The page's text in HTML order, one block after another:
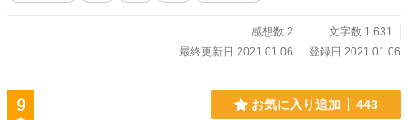
感想数 2
文字数 1,631
最終更新日 2021.01.06
登録日 2021.01.06
9 お気に入り追加 443